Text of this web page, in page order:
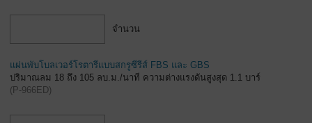
จำนวน
แผ่นพับโบลเวอร์โรตารีแบบสกรูซีรีส์ FBS และ GBS
ปริมาณลม 18 ถึง 105 ลบ.ม./นาที ความต่างแรงดันสูงสุด 1.1 บาร์
(P-966ED)